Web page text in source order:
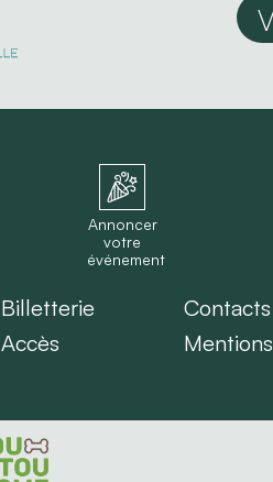
Annoncer
votre
événement
Billetterie
Accès
Contacts